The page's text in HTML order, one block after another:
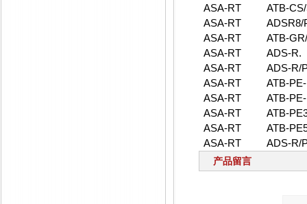
ASA-RT
ATB-
ASA-RT
ADSR8/
ASA-RT
ATB-
ASA-RT
ADS-R.
ASA-RT
ADS-R/
ASA-RT
ATB-
ASA-RT
ATB-
ASA-RT
ATB-
ASA-RT
ATB-
ASA-RT
ADS-R/
产品留言